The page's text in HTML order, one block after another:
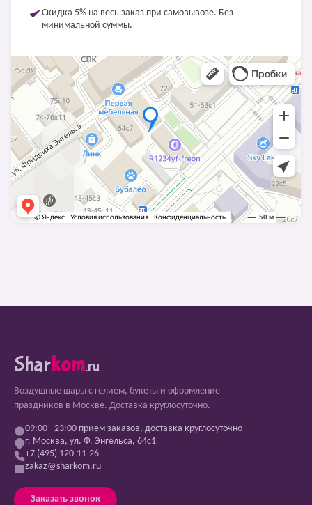
Скидка 5% на весь заказ при самовывозе. Без
минимальной суммы.
Sharkom.ru
Воздушные шары с гелием, букеты и оформление
праздников в Москве. Доставка круглосуточно.
09:00 - 23:00 прием заказов, доставка круглосуточно
г. Москва, ул. Ф. Энгельса, 64с1
+7 (495) 120-11-26
zakaz@sharkom.ru
Заказать звонок